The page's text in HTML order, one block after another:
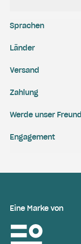
Versand
Zahlung
Engagement
Werde unser Freund
Sprachen
Länder
Eine Marke von